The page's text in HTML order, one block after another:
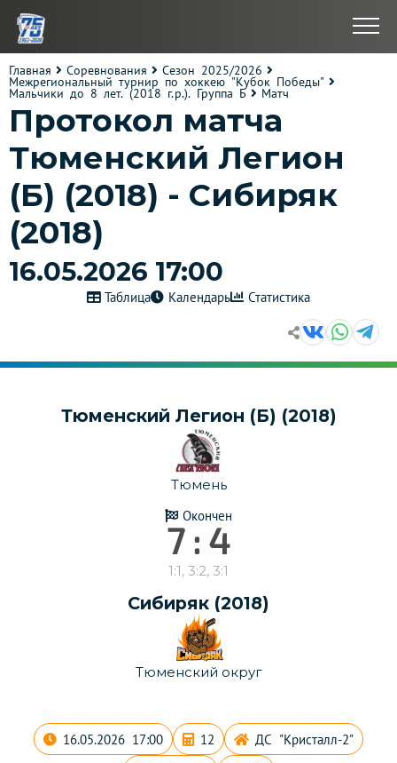
Главная Соревнования
Сезон 2025/2026
Межрегиональный турнир по хоккею "Кубок Победы"
Мальчики до 8 лет. (2018 г.р.). Группа Б
Матч
Протокол матча
Тюменский Легион
(Б) (2018) - Сибиряк
(2018)
16.05.2026 17:00
Таблица Календарь Статистика
16.05.2026 17:00 12 ДС "Кристалл-2"
Тюменский Легион (Б) (2018)
Тюмень
Окончен
7 : 4
1:1, 3:2, 3:1
Сибиряк (2018)
Тюменский округ